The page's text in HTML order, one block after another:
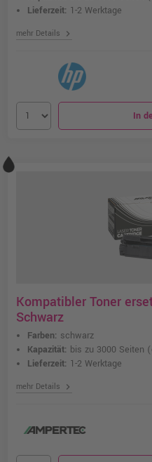
Lieferzeit: 1-2 Werktage
mehr Details chevron_right
In
Kompatibler Toner
Schwarz
Farben: schwarz
Kapazität: bis zu 3000 Seiten
Lieferzeit: 1-2 Werktage
mehr Details chevron_right